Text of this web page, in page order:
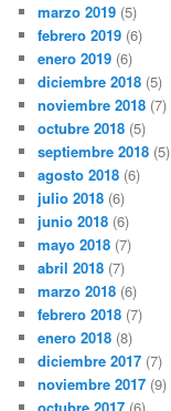
marzo 2019 (5)
febrero 2019 (6)
enero 2019 (6)
diciembre 2018 (5)
noviembre 2018 (7)
octubre 2018 (5)
septiembre 2018 (5)
agosto 2018 (6)
julio 2018 (6)
junio 2018 (6)
mayo 2018 (7)
abril 2018 (7)
marzo 2018 (6)
febrero 2018 (7)
enero 2018 (8)
diciembre 2017 (7)
noviembre 2017 (9)